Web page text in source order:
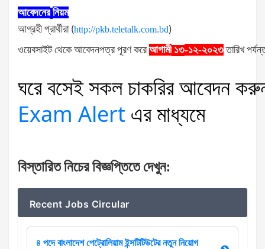
আবেদনের নিয়ম
আগ্রহী প্রার্থীরা(http://pkb.teletalk.com.bd)
ওয়েবসাইট থেকে আবেদনপত্র পূরণ করে আগামী ১৩-১২-২০২৩ তারিখ
ঘরে বসেই সকল চাকরির আবেদন
Exam Alert এর মাধ্যমে
বিস্তারিতনিচেরবিজ্ঞপ্তিতে দেখুন:
Recent Jobs Circular
৪ পদে বাংলাদেশ পেট্রোলিয়াম ইন্সটিটিউটের নতুন নিয়োগ